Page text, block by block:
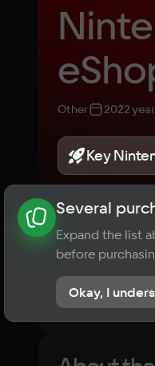
5$
Other 2022 year
About the
?
No
Several
Expand the list
before
Okay, I